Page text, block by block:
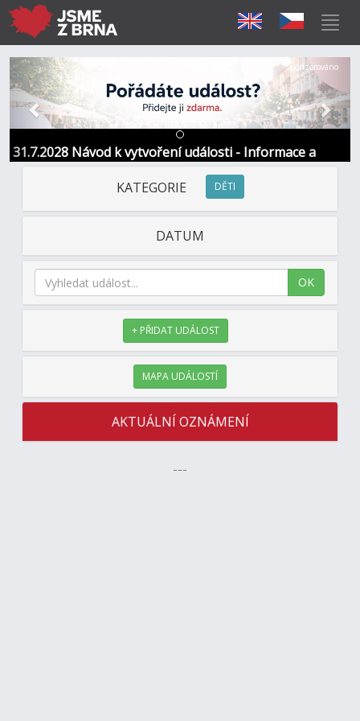
31.7.2028 Návod k vytvoření události - Informace a
kontakt
Předchozí Další
Sponzorováno
KATEGORIE DĚTI
DATUM
OK
+ PŘIDAT UDÁLOST
MAPA UDÁLOSTÍ
AKTUÁLNÍ OZNÁMENÍ
---